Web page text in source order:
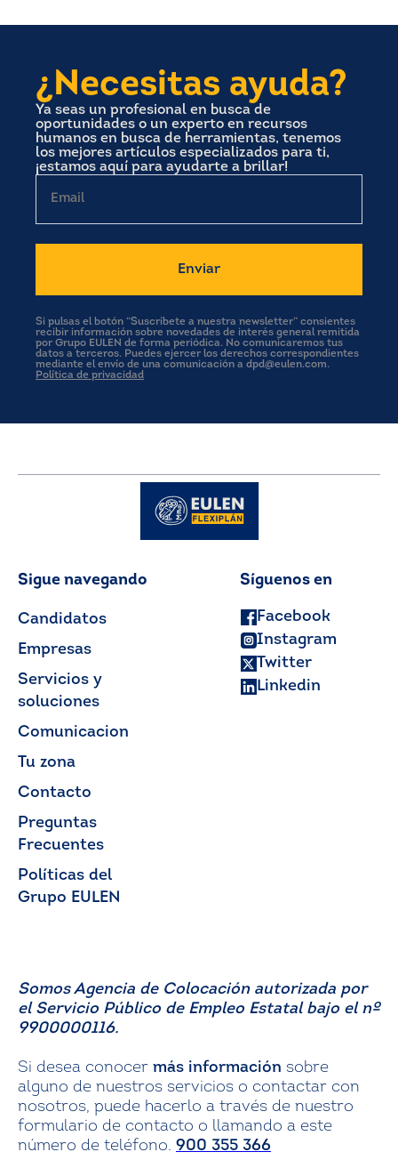
¿Necesitas ayuda?
Ya seas un profesional en busca de
oportunidades o un experto en recursos
humanos en busca de herramientas, tenemos
los mejores artículos especializados para ti,
¡estamos aquí para ayudarte a brillar!
Si pulsas el botón “Suscríbete a nuestra newsletter” consientes
recibir información sobre novedades de interés general remitida
por Grupo EULEN de forma periódica. No comunicaremos tus
datos a terceros. Puedes ejercer los derechos correspondientes
mediante el envío de una comunicación a dpd@eulen.com.
Política de privacidad
Sigue navegando
Candidatos
Empresas
Servicios y
soluciones
Comunicacion
Tu zona
Contacto
Preguntas
Frecuentes
Políticas del
Grupo EULEN
Síguenos en
Facebook
Instagram
Twitter
Linkedin
Somos Agencia de Colocación autorizada por
el Servicio Público de Empleo Estatal bajo el nº
9900000116.
Si desea conocer más información sobre
alguno de nuestros servicios o contactar con
nosotros, puede hacerlo a través de nuestro
formulario de contacto o llamando a este
número de teléfono. 900 355 366